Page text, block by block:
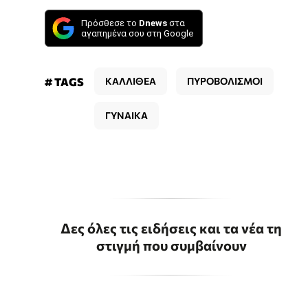
Πρόσθεσε το Dnews στα
αγαπημένα σου στη Google
# TAGS ΚΑΛΛΙΘΕΑ ΠΥΡΟΒΟΛΙΣΜΟΙ
ΓΥΝΑΙΚΑ
Δες όλες τις ειδήσεις και τα νέα τη
στιγμή που συμβαίνουν